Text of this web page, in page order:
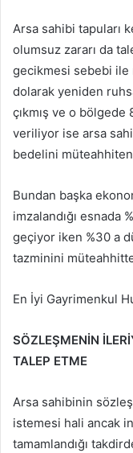
Arsa sahibi tapuları
olumsuz zararı da
gecikmesi sebebi ile
dolarak yeniden
çıkmış ve o
veriliyor ise arsa
bedelini
Bundan başka
imzalandığı esnada
geçiyor iken %30 a
tazminini
En İyi Gayrimenkul
SÖZLEŞMENİN
TALEP ETME
Arsa sahibinin
istemesi hali ancak
tamamlandığı